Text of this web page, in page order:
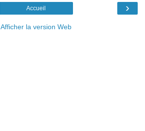
›
Accueil
Afficher la version Web